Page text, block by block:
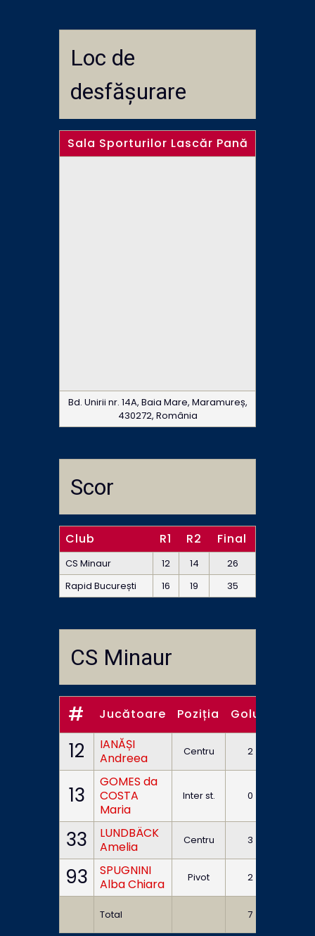
Loc de
desfășurare
Sala Sporturilor Lascăr Pană
Bd. Unirii nr. 14A, Baia Mare, Maramureș,
430272, România
Scor
Club R1 R2 Final
CS Minaur 12 14
26
Rapid București
16 19 35
CS Minaur
# Jucătoare Poziția Goluri
12
IANĂȘI
Andreea
Centru 2
13
GOMES da
COSTA
Maria
Inter st. 0
33
LUNDBÄCK
Amelia
Centru 3
93
SPUGNINI
Alba Chiara
Pivot 2
Total 7